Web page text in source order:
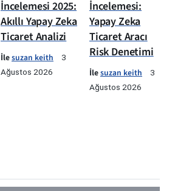
İncelemesi 2025:
Akıllı Yapay Zeka
Ticaret Analizi
İlesuzan keith
3
Ağustos 2026
İncelemesi:
Yapay Zeka
Ticaret Aracı
Risk Denetimi
İlesuzan keith
3
Ağustos 2026